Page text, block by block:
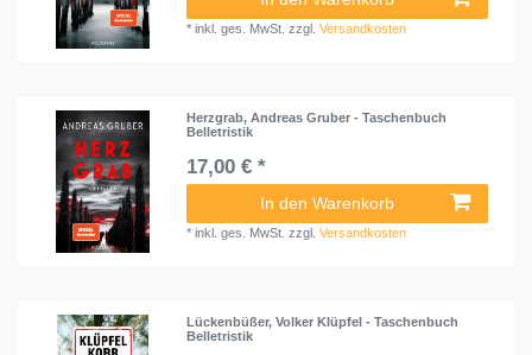
*inkl. ges. MwSt. zzgl.Versandkosten
Herzgrab, Andreas Gruber - Taschenbuch
Belletristik
17,00 € *
In den Warenkorb
*inkl. ges. MwSt. zzgl.Versandkosten
Lückenbüßer, Volker Klüpfel - Taschenbuch
Belletristik